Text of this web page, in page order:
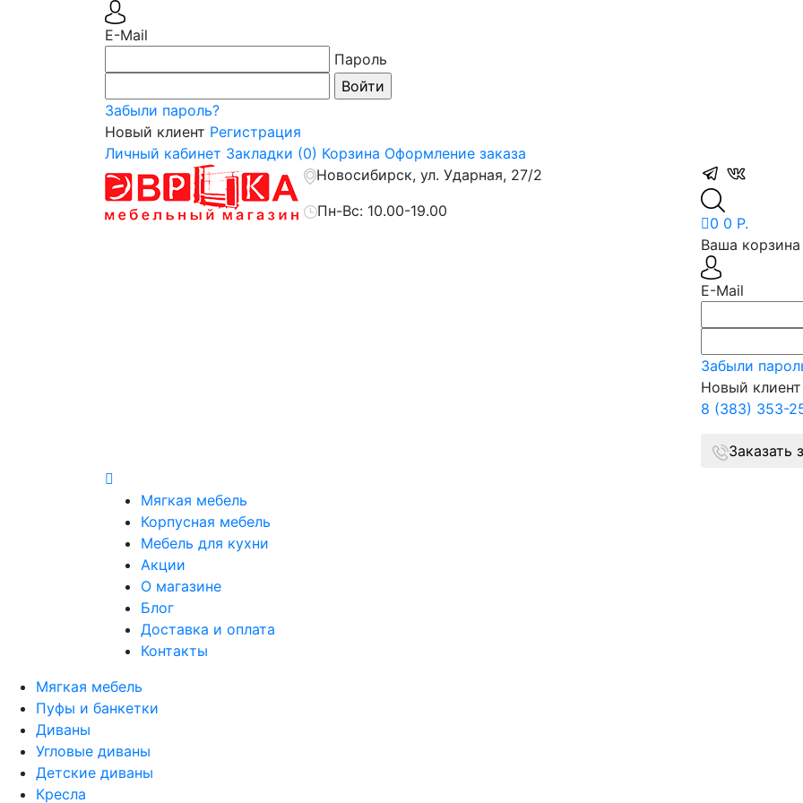
E-Mail
Пароль
Забыли пароль?
Новый клиент Регистрация
Личный кабинет Закладки (0) Корзина Оформление заказа
Новосибирск, ул. Ударная, 27/2
Пн-Вс: 10.00-19.00
0 0 Р.
Ваша корзина
E-Mail
Забыли
Новый клиент
8 (383) 353-
Заказать
Мягкая мебель
Корпусная мебель
Мебель для кухни
Акции
О магазине
Блог
Доставка и оплата
Контакты
Мягкая мебель
Пуфы и банкетки
Диваны
Угловые диваны
Детские диваны
Кресла